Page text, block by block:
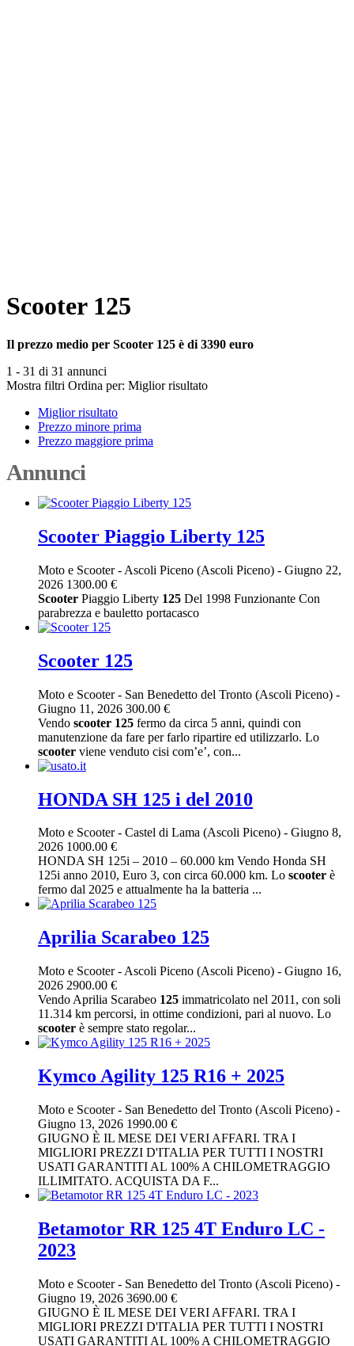
Scooter 125
Il prezzo medio per Scooter 125 è di 3390 euro
1 - 31 di 31 annunci
Mostra filtri Ordina per: Miglior risultato
Miglior risultato
Prezzo minore prima
Prezzo maggiore prima
Annunci
Scooter Piaggio Liberty 125
Moto e Scooter- Ascoli Piceno (Ascoli Piceno) - Giugno 22,
2026 1300.00 €
Scooter Piaggio Liberty 125 Del 1998 Funzionante Con
parabrezza e bauletto portacasco
Scooter 125
Moto e Scooter- San Benedetto del Tronto (Ascoli Piceno) -
Giugno 11, 2026 300.00 €
Vendo scooter 125 fermo da circa 5 anni, quindi con
manutenzione da fare per farlo ripartire ed utilizzarlo. Lo
scooter viene venduto cisi com’e’, con...
HONDA SH 125 i del 2010
Moto e Scooter- Castel di Lama (Ascoli Piceno) - Giugno 8,
2026 1000.00 €
HONDA SH 125i – 2010 – 60.000 km Vendo Honda SH
125i anno 2010, Euro 3, con circa 60.000 km. Lo scooter è
fermo dal 2025 e attualmente ha la batteria ...
Aprilia Scarabeo 125
Moto e Scooter- Ascoli Piceno (Ascoli Piceno) - Giugno 16,
2026 2900.00 €
Vendo Aprilia Scarabeo 125 immatricolato nel 2011, con soli
11.314 km percorsi, in ottime condizioni, pari al nuovo. Lo
scooter è sempre stato regolar...
Kymco Agility 125 R16 + 2025
Moto e Scooter- San Benedetto del Tronto (Ascoli Piceno) -
Giugno 13, 2026 1990.00 €
GIUGNO È IL MESE DEI VERI AFFARI. TRA I
MIGLIORI PREZZI D'ITALIA PER TUTTI I NOSTRI
USATI GARANTITI AL 100% A CHILOMETRAGGIO
ILLIMITATO. ACQUISTA DA F...
Betamotor RR 125 4T Enduro LC -
2023
Moto e Scooter- San Benedetto del Tronto (Ascoli Piceno) -
Giugno 19, 2026 3690.00 €
GIUGNO È IL MESE DEI VERI AFFARI. TRA I
MIGLIORI PREZZI D'ITALIA PER TUTTI I NOSTRI
USATI GARANTITI AL 100% A CHILOMETRAGGIO